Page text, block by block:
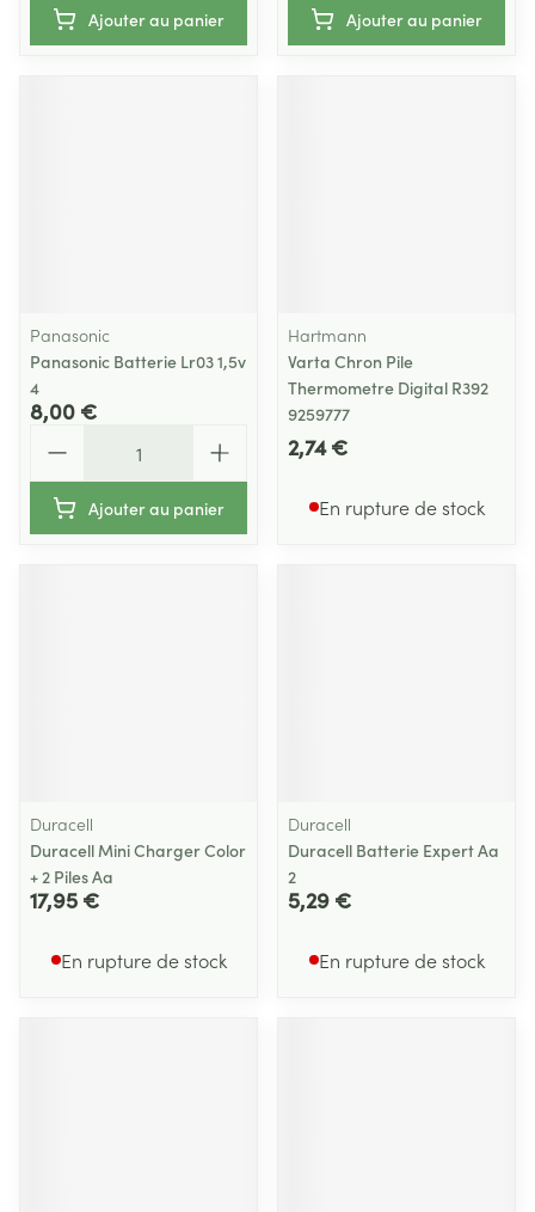
Ajouter au panier Ajouter au panier
Panasonic
Panasonic Batterie Lr03 1,5v
4
8,00 €
Ajouter au panier
Hartmann
Varta Chron Pile
Thermometre Digital R392
9259777
2,74 €
En rupture de stock
Duracell
Duracell Mini Charger Color
+ 2 Piles Aa
17,95 €
En rupture de stock
Duracell
Duracell Batterie Expert Aa
2
5,29 €
En rupture de stock